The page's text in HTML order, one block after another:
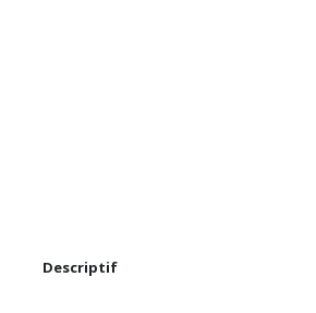
Descriptif